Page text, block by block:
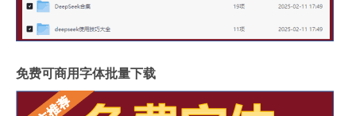
免费可商用字体批量下载